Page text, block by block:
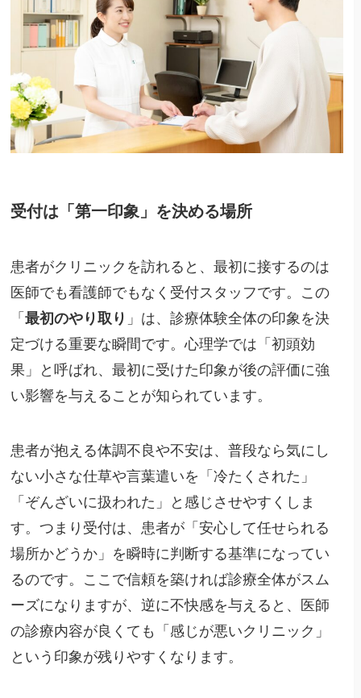
受付は「第一印象」を決める場所
患者がクリニックを訪れると、最初に接するのは
医師でも看護師でもなく受付スタッフです。この
「最初のやり取り 」は、診療体験全体の印象を決
定づける重要な瞬間です。心理学では「初頭効
果」と呼ばれ、最初に受けた印象が後の評価に強
い影響を与えることが知られています。
患者が抱える体調不良や不安は、普段なら気にし
ない小さな仕草や言葉遣いを「冷たくされた」
「ぞんざいに扱われた」と感じさせやすくしま
す。つまり受付は、患者が「安心して任せられる
場所かどうか」を瞬時に判断する基準になってい
るのです。ここで信頼を築ければ診療全体がスム
ーズになりますが、逆に不快感を与えると、医師
の診療内容が良くても「感じが悪いクリニック」
という印象が残りやすくなります。